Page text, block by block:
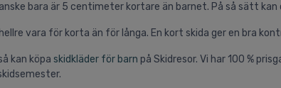
bara är 5 centimeter kortare än barnet. På så sätt
vara för korta än för långa. En kort skida ger en bra
kan köpa skidkläder för barn på Skidresor. Vi har 100 %